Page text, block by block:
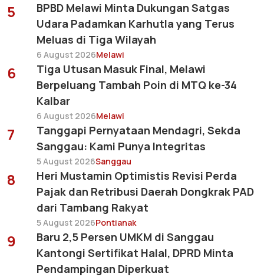
5
BPBD Melawi Minta Dukungan Satgas
Udara Padamkan Karhutla yang Terus
Meluas di Tiga Wilayah
6 August 2026Melawi
6
Tiga Utusan Masuk Final, Melawi
Berpeluang Tambah Poin di MTQ ke-34
Kalbar
6 August 2026Melawi
7
Tanggapi Pernyataan Mendagri, Sekda
Sanggau: Kami Punya Integritas
5 August 2026Sanggau
8
Heri Mustamin Optimistis Revisi Perda
Pajak dan Retribusi Daerah Dongkrak PAD
dari Tambang Rakyat
5 August 2026Pontianak
9
Baru 2,5 Persen UMKM di Sanggau
Kantongi Sertifikat Halal, DPRD Minta
Pendampingan Diperkuat